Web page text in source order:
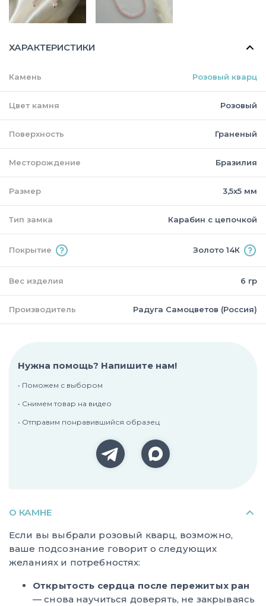
ХАРАКТЕРИСТИКИ
Камень Розовый кварц
Цвет камня Розовый
Поверхность Граненый
Месторождение Бразилия
Размер 3,5х5 мм
Тип замка Карабин с цепочкой
Покрытие Золото 14К
Вес изделия 6 гр
Производитель Радуга Самоцветов (Россия)
Нужна помощь? Напишите нам!
• Поможем с выбором
• Снимем товар на видео
• Отправим понравившийся образец
О КАМНЕ
Если вы выбрали розовый кварц, возможно,
ваше подсознание говорит о следующих
желаниях и потребностях:
Открытость сердца после пережитых ран
— снова научиться доверять, не закрываясь